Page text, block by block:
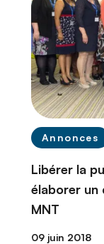
Annonces
Libérer la
élaborer un
MNT
09 juin 2018